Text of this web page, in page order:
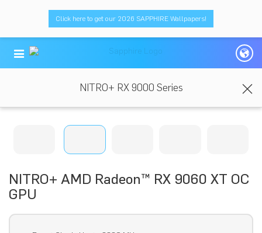
Click here to get our 2026 SAPPHIRE Wallpapers!
NITRO+ RX 9000 Series
NITRO+ AMD Radeon™ RX 9060 XT OC
GPU